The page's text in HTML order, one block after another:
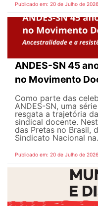
Publicado em: 20 de Julho de 2026
ANDES-SN 45
no Movimento
Como parte das
ANDES-SN, uma
resgata a trajetória
sindical docente.
das Pretas no Brasil,
Sindicato Nacional
Publicado em: 20 de Julho de 2026